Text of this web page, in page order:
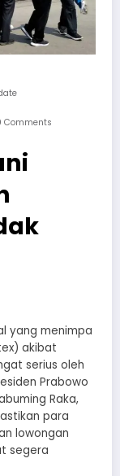
Comments
yang menimpa
akibat
serius oleh
Prabowo
Raka,
para
lowongan
segera